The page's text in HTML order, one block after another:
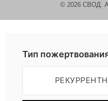
© 2026 СВОД.
Тип